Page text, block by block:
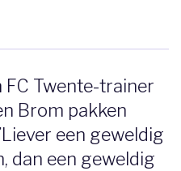
Twente-trainer
Brom pakken
een geweldig
dan een geweldig